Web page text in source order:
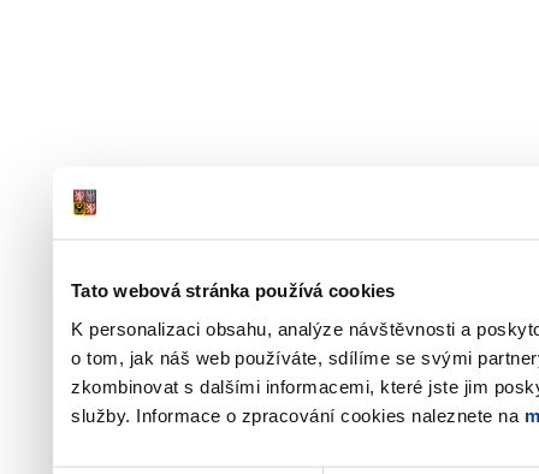
Tato webová stránka používá cookies
K personalizaci obsahu, analýze návštěvnosti a
o tom, jak náš web používáte, sdílíme se svými
zkombinovat s dalšími informacemi, které jste jim
služby. Informace o zpracování cookies naleznete na